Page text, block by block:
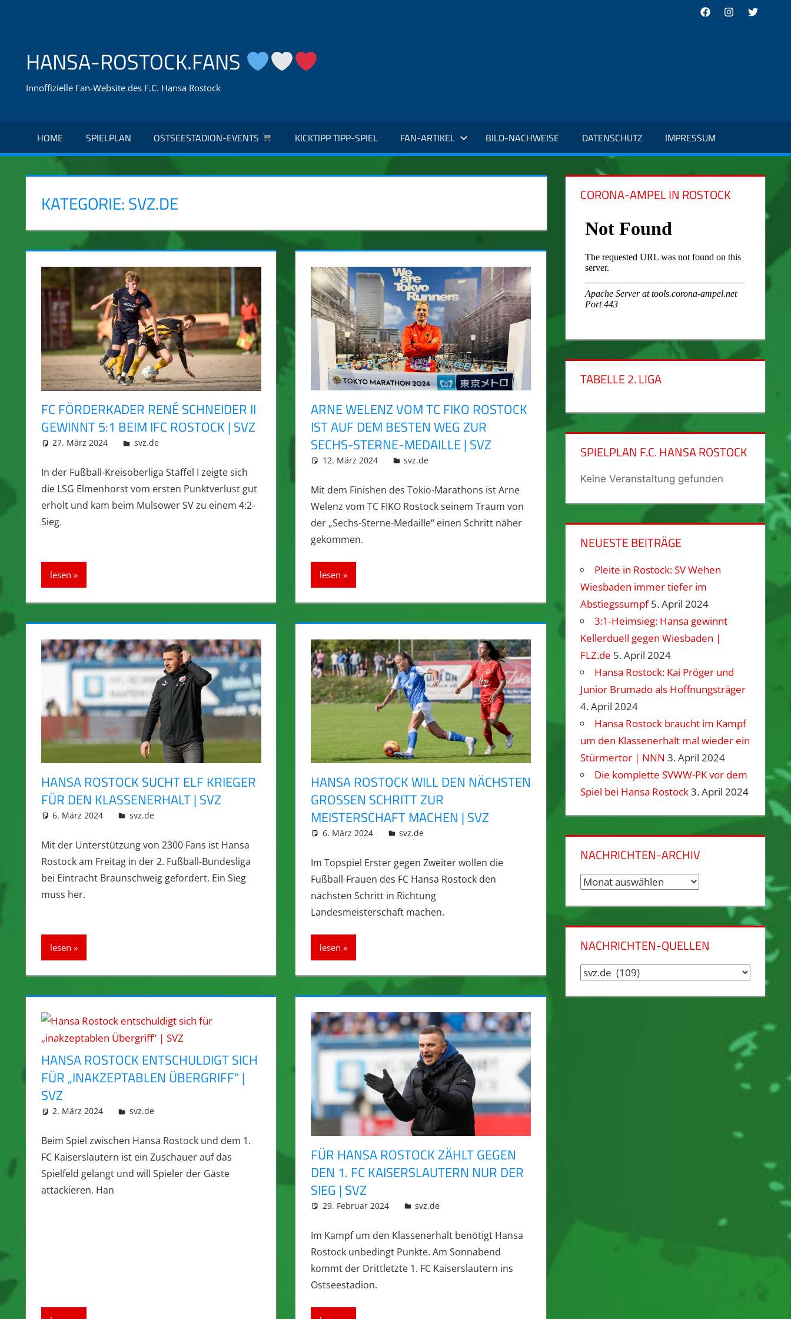
FacebookInstagram
Twitter
HANSA-ROSTOCK.FANS
Innoffizielle Fan-Website des F.C. Hansa Rostock
HOME SPIELPLAN OSTSEESTADION-EVENTS KICKTIPP TIPP-SPIEL FAN-ARTIKEL BILD-NACHWEISE DATENSCHUTZ IMPRESSUM
KATEGORIE:SVZ.DE
FC FÖRDERKADER RENÉ SCHNEIDER II
GEWINNT 5:1 BEIM IFC ROSTOCK | SVZ
27. März 2024 integromat
svz.de
In der Fußball-Kreisoberliga Staffel I zeigte sich
die LSG Elmenhorst vom ersten Punktverlust gut
erholt und kam beim Mulsower SV zu einem 4:2-
Sieg.
lesen
ARNE WELENZ VOM TC FIKO ROSTOCK
IST AUF DEM BESTEN WEG ZUR
SECHS-STERNE-MEDAILLE | SVZ
12. März 2024 integromat
svz.de
Mit dem Finishen des Tokio-Marathons ist Arne
Welenz vom TC FIKO Rostock seinem Traum von
der „Sechs-Sterne-Medaille“ einen Schritt näher
gekommen.
lesen
HANSA ROSTOCK SUCHT ELF KRIEGER
FÜR DEN KLASSENERHALT | SVZ
6. März 2024 integromat
svz.de
Mit der Unterstützung von 2300 Fans ist Hansa
Rostock am Freitag in der 2. Fußball-Bundesliga
bei Eintracht Braunschweig gefordert. Ein Sieg
muss her.
lesen
HANSA ROSTOCK WILL DEN NÄCHSTEN
GROSSEN SCHRITT ZUR M
EISTERSCHAFT MACHEN | SVZ
6. März 2024 integromat
svz.de
Im Topspiel Erster gegen Zweiter wollen die
Fußball-Frauen des FC Hansa Rostock den
nächsten Schritt in Richtung
Landesmeisterschaft machen.
lesen
HANSA ROSTOCK ENTSCHULDIGT SICH
FÜR „INAKZEPTABLEN ÜBERGRIFF“ |
SVZ
2. März 2024 integromat
svz.de
Beim Spiel zwischen Hansa Rostock und dem 1.
FC Kaiserslautern ist ein Zuschauer auf das
Spielfeld gelangt und will Spieler der Gäste
attackieren. Han
FÜR HANSA ROSTOCK ZÄHLT GEGEN
DEN 1. FC KAISERSLAUTERN NUR DER
SIEG | SVZ
29. Februar 2024 integromat
svz.de
Im Kampf um den Klassenerhalt benötigt Hansa
Rostock unbedingt Punkte. Am Sonnabend
kommt der Drittletzte 1. FC Kaiserslautern ins
Ostseestadion.
CORONA-AMPEL IN ROSTOCK
TABELLE 2. LIGA
SPIELPLAN F.C. HANSA ROSTOCK
Keine Veranstaltung gefunden
NEUESTE BEITRÄGE
Pleite in Rostock: SV Wehen
Wiesbaden immer tiefer im
Abstiegssumpf 5. April 2024
3:1-Heimsieg: Hansa gewinnt
Kellerduell gegen Wiesbaden |
FLZ.de 5. April 2024
Hansa Rostock: Kai Pröger und
Junior Brumado als Hoffnungsträger
4. April 2024
Hansa Rostock braucht im Kampf
um den Klassenerhalt mal wieder ein
Stürmertor | NNN 3. April 2024
Die komplette SVWW-PK vor dem
Spiel bei Hansa Rostock3. April 2024
NACHRICHTEN-ARCHIV
Nachrichten-
NACHRICHTEN-QUELLEN
Nachrichten-